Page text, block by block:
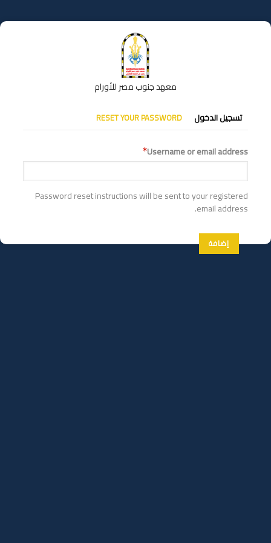
إلى
المحتوى
معهد جنوب مصر للأورام
التبويبات
الأساسية
تسجيل الدخول RESET YOUR PASSWORD
Username or email address
Password reset instructions will be sent to your registered
email address.